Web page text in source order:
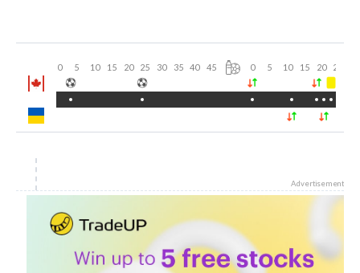
0 5 10 15 20 25 30 35 40 45 0 5 10 15 20 25
Advertisement